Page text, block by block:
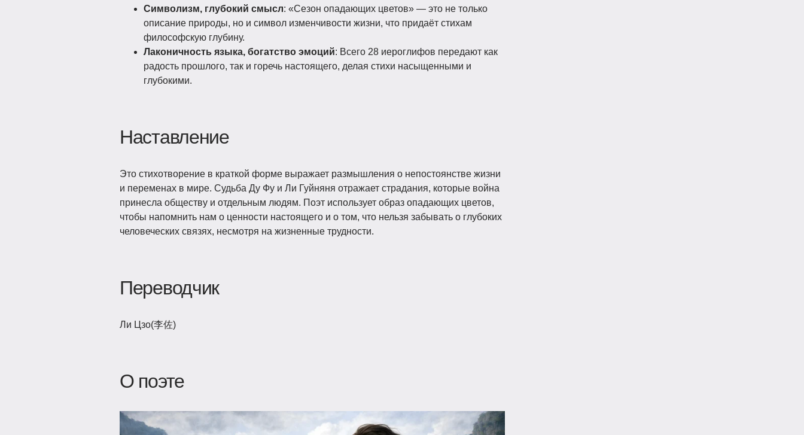
Символизм, глубокий смысл: «Сезон опадающих цветов» — это не только
описание природы, но и символ изменчивости жизни, что придаёт стихам
философскую глубину.
Лаконичность языка, богатство эмоций: Всего 28 иероглифов передают как
радость прошлого, так и горечь настоящего, делая стихи насыщенными и
глубокими.
Наставление
Это стихотворение в краткой форме выражает размышления о непостоянстве жизни
и переменах в мире. Судьба Ду Фу и Ли Гуйняня отражает страдания, которые война
принесла обществу и отдельным людям. Поэт использует образ опадающих цветов,
чтобы напомнить нам о ценности настоящего и о том, что нельзя забывать о глубоких
человеческих связях, несмотря на жизненные трудности.
Переводчик
Ли Цзо(李佐)
О поэте